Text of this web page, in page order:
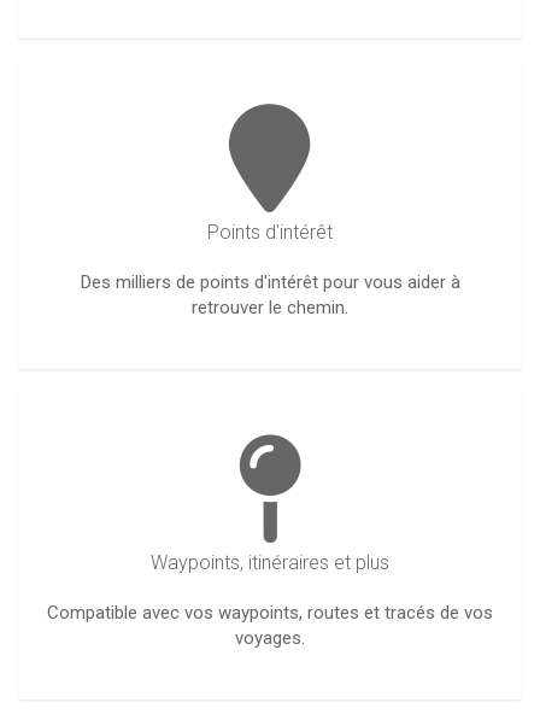
Points d'intérêt
Des milliers de points d'intérêt pour vous aider à
retrouver le chemin.
Waypoints, itinéraires et plus
Compatible avec vos waypoints, routes et tracés de vos
voyages.